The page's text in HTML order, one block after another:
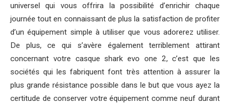
universel qui vous offrira la possibilité d’enrichir chaque
journée tout en connaissant de plus la satisfaction de profiter
d’un équipement simple à utiliser que vous adorerez utiliser.
De plus, ce qui s’avère également terriblement attirant
concernant votre casque shark evo one 2, c’est que les
sociétés qui les fabriquent font très attention à assurer la
plus grande résistance possible dans le but que vous ayez la
certitude de conserver votre équipement comme neuf durant